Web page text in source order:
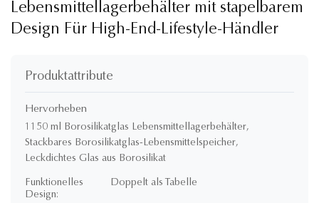
Lebensmittellagerbehälter mit stapelbarem
Design Für High-End-Lifestyle-Händler
Produktattribute
Hervorheben
1150 ml Borosilikatglas Lebensmittellagerbehälter,
Stackbares Borosilikatglas-Lebensmittelspeicher,
Leckdichtes Glas aus Borosilikat
Funktionelles
Design:
Doppelt als Tabelle